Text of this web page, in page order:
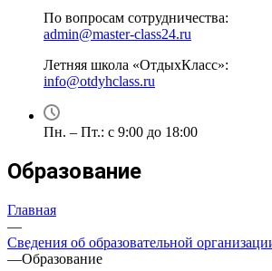
По вопросам сотрудничества:
admin@master-class24.ru
Летняя школа «ОтдыхКласс»:
info@otdyhclass.ru
Пн. – Пт.: с 9:00 до 18:00
Образование
Главная
—
Сведения об образовательной
—Образование